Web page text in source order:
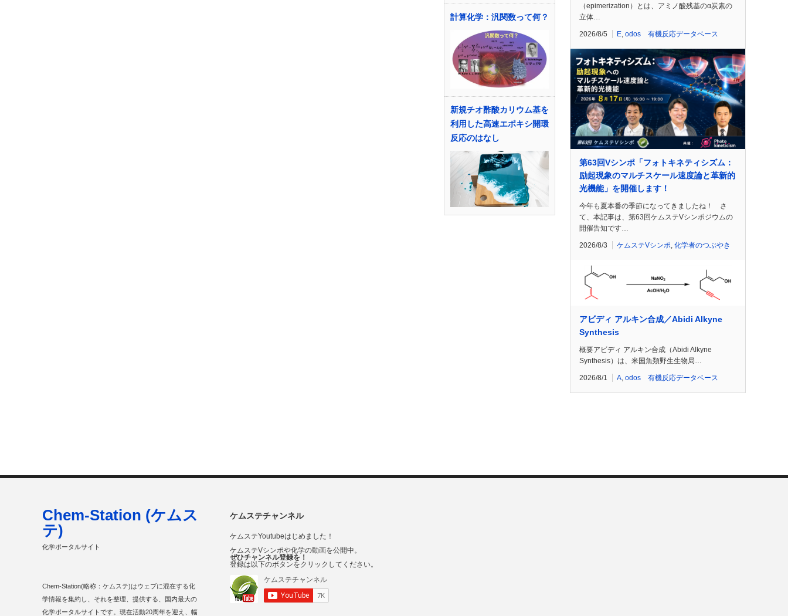
計算化学：汎関数って何？
新規チオ酢酸カリウム基を
利用した高速エポキシ開環
反応のはなし
（epimerization）とは、アミノ酸残基のα炭素の
立体…
2026/8/5 E odos 有機反応データベース
第63回Vシンポ「フォトキネティシズム：
励起現象のマルチスケール速度論と革新的
光機能」を開催します！
今年も夏本番の季節になってきましたね！ さ
て、本記事は、第63回ケムステVシンポジウムの
開催告知です…
2026/8/3 ケムステVシンポ, 化学者のつぶやき
アビディ アルキン合成／Abidi Alkyne
Synthesis
概要アビディ アルキン合成（Abidi Alkyne
Synthesis）は、米国魚類野生生物局…
2026/8/1 A, odos 有機反応データベース
ケムステチャンネル
ケムステYoutubeはじめました！
ケムステVシンポや化学の動画を公開中。
ぜひチャンネル登録を！
登録は以下のボタンをクリックしてください。
Chem-Station (ケムス
テ)
化学ポータルサイト
Chem-Station(略称：ケムステ)はウェブに混在する化
学情報を集約し、それを整理、提供する、国内最大の
化学ポータルサイトです。現在活動20周年を迎え、幅